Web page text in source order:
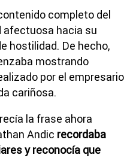
completo del
hacia su
hostilidad. De hecho,
mostrando
por el empresario
cariñosa.
la frase ahora
Andic recordaba
y reconocía que